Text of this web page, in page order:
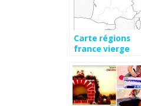
Carte régions
france vierge